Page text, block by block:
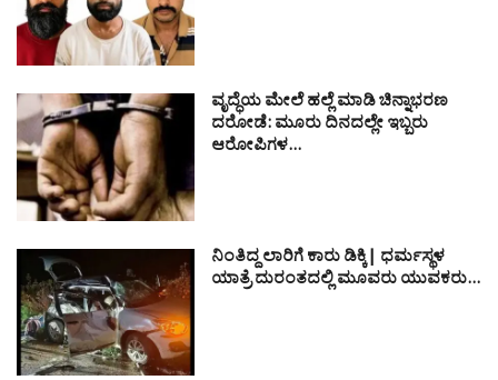
ವೃದ್ಧೆಯ ಮೇಲೆ ಹಲ್ಲೆ ಮಾಡಿ ಚಿನ್ನಾಭರಣ
ದರೋಡೆ: ಮೂರು ದಿನದಲ್ಲೇ ಇಬ್ಬರು
ಆರೋಪಿಗಳ…
ನಿಂತಿದ್ದ ಲಾರಿಗೆ ಕಾರು ಡಿಕ್ಕಿ| ಧರ್ಮಸ್ಥಳ
ಯಾತ್ರೆ ದುರಂತದಲ್ಲಿ ಮೂವರು ಯುವಕರು…